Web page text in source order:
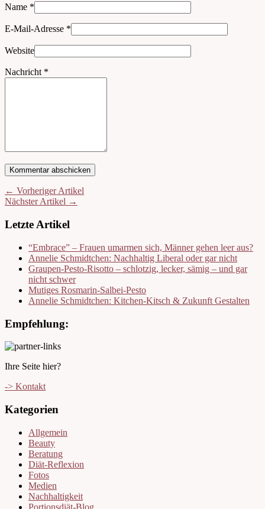
Name *
E-Mail-Adresse *
Website
Nachricht *
← Vorheriger Artikel
Nächster Artikel →
Letzte Artikel
“Embrace” – Frauen umarmen sich, Männer gehen leer aus?
Annelie Schmidtchen: Nachhaltig Liberal oder gar nicht
Graupen-Pesto-Risotto – schlotzig, lecker, sämig – und gar
nicht schwer
Mutiges Rosmarin-Salbei-Pesto
Annelie Schmidtchen: Kitchen-Kitsch & Zukunft Gestalten
Empfehlung:
Ihre Seite hier?
-> Kontakt
Kategorien
Allgemein
Beauty
Beratung
Diät-Reflexion
Fotos
Medien
Nachhaltigkeit
Portionsdiät-Blog